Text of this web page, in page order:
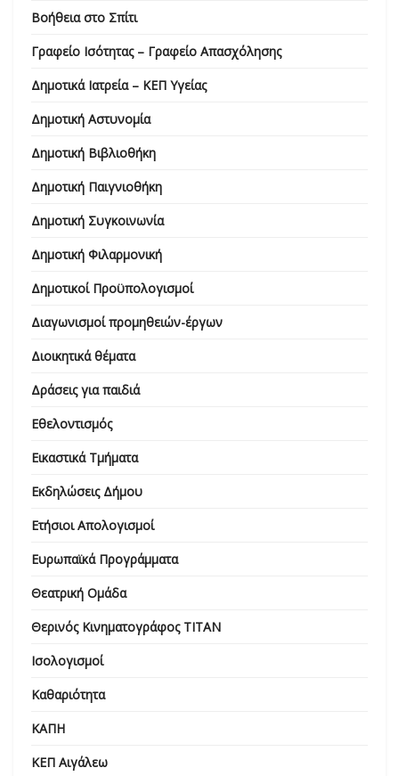
Βοήθεια στο Σπίτι
Γραφείο Ισότητας – Γραφείο Απασχόλησης
Δημοτικά Ιατρεία – ΚΕΠ Υγείας
Δημοτική Αστυνομία
Δημοτική Βιβλιοθήκη
Δημοτική Παιγνιοθήκη
Δημοτική Συγκοινωνία
Δημοτική Φιλαρμονική
Δημοτικοί Προϋπολογισμοί
Διαγωνισμοί προμηθειών-έργων
Διοικητικά θέματα
Δράσεις για παιδιά
Εθελοντισμός
Εικαστικά Τμήματα
Εκδηλώσεις Δήμου
Ετήσιοι Απολογισμοί
Ευρωπαϊκά Προγράμματα
Θεατρική Ομάδα
Θερινός Κινηματογράφος ΤΙΤΑΝ
Ισολογισμοί
Καθαριότητα
ΚΑΠΗ
ΚΕΠ Αιγάλεω